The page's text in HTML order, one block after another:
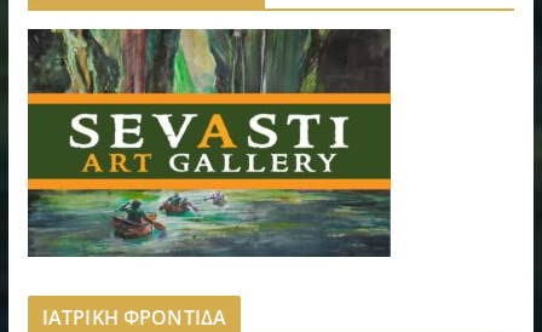
ΙΑΤΡΙΚΗ ΦΡΟΝΤΙΔΑ